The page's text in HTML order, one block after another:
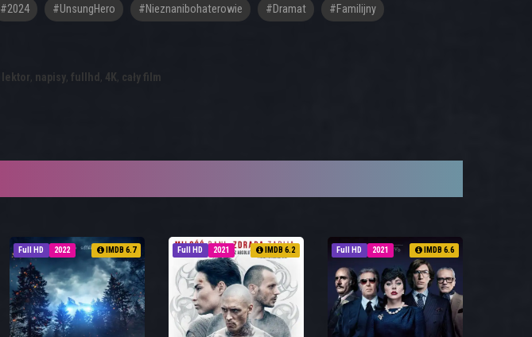
#2024 #UnsungHero #Nieznanibohaterowie #dramat #familijny
lektor, napisy, fullhd , 4K, cały film
Full HD 2022 IMDB 6.7 Full HD 2021 IMDB 6.2 Full HD 2021 IMDB 6.6